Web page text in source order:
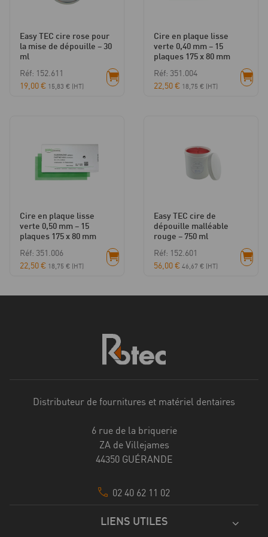
Easy TEC cire rose pour
la mise de dépouille – 30
ml
Réf: 152.611
19,00€ 15,83 € (HT)
Cire en plaque lisse
verte 0,40 mm – 15
plaques 175 x 80 mm
Réf: 351.004
22,50€ 18,75 € (HT)
Cire en plaque lisse
verte 0,50 mm – 15
plaques 175 x 80 mm
Réf: 351.006
22,50€ 18,75 € (HT)
Easy TEC cire de
dépouille malléable
rouge – 750 ml
Réf: 152.601
56,00€ 46,67 € (HT)
Distributeur de fournitures et matériel dentaires
6 rue de la briquerie
ZA de Villejames
44350 GUÉRANDE
02 40 62 11 02
LIENS UTILES